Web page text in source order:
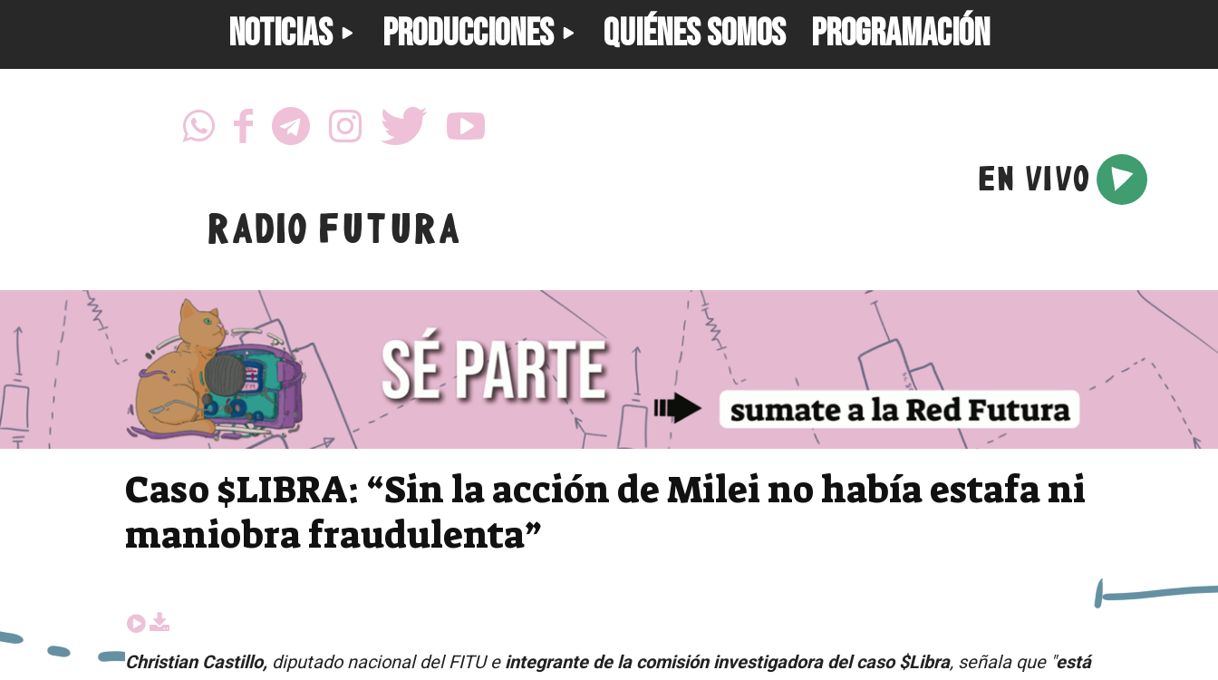
NOTICIAS PRODUCCIONES QUIÉNES SOMOS PROGRAMACIÓN
RADIO FUTURA
EN VIVO
Caso $LIBRA: “Sin la acción de Milei no había estafa ni
maniobra fraudulenta”
Christian Castillo, diputado nacional del FITU e integrante de la comisión investigadora del caso $Libra, señala que "está